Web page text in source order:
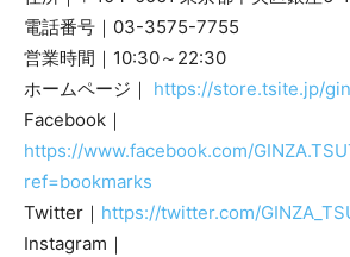
電話番号｜03-3575-7755
営業時間｜10:30～22:30
ホームページ｜ https://store.tsite.jp/
Facebook｜
https://www.facebook.com/
ref=bookmarks
Twitter｜ https://twitter.com/
Instagram｜